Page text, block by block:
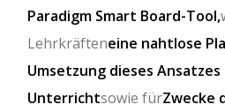
Paradigm Smart Board-Tool,
Lehrkräfteneine nahtlose
Umsetzung dieses
Unterrichtsowie fürZwecke